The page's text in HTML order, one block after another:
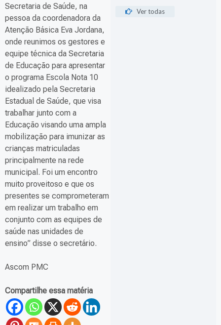
Secretaria de Saúde, na
pessoa da coordenadora da
Atenção Básica Eva Jordana,
onde reunimos os gestores e
equipe técnica da Secretaria
de Educação para apresentar
o programa Escola Nota 10
idealizado pela Secretaria
Estadual de Saúde, que visa
trabalhar junto com a
Educação visando uma ampla
mobilização para imunizar as
crianças matriculadas
principalmente na rede
municipal. Foi um encontro
muito proveitoso e que os
presentes se comprometeram
em realizar um trabalho em
conjunto com as equipes de
saúde nas unidades de
ensino” disse o secretário.
Ascom PMC
Compartilhe essa matéria
Ver todas